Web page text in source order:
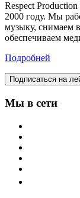
Respect
2000 году. Мы
музыку, снимаем
обеспечиваем
Подробней
Подписаться на
Мы в сети